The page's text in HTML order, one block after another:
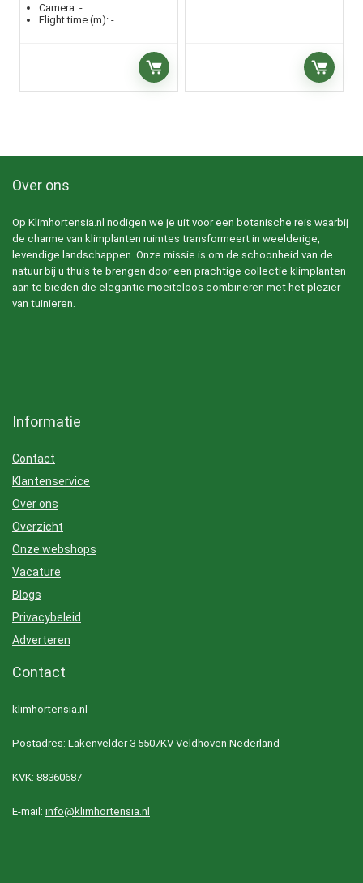
Camera: -
Flight time (m): -
Over ons
Op Klimhortensia.nl nodigen we je uit voor een botanische reis waarbij
de charme van klimplanten ruimtes transformeert in weelderige,
levendige landschappen. Onze missie is om de schoonheid van de
natuur bij u thuis te brengen door een prachtige collectie klimplanten
aan te bieden die elegantie moeiteloos combineren met het plezier
van tuinieren.
Informatie
Contact
Klantenservice
Over ons
Overzicht
Onze webshops
Vacature
Blogs
Privacybeleid
Adverteren
Contact
klimhortensia.nl
Postadres: Lakenvelder 3 5507KV Veldhoven Nederland
KVK: 88360687
E-mail: info@klimhortensia.nl